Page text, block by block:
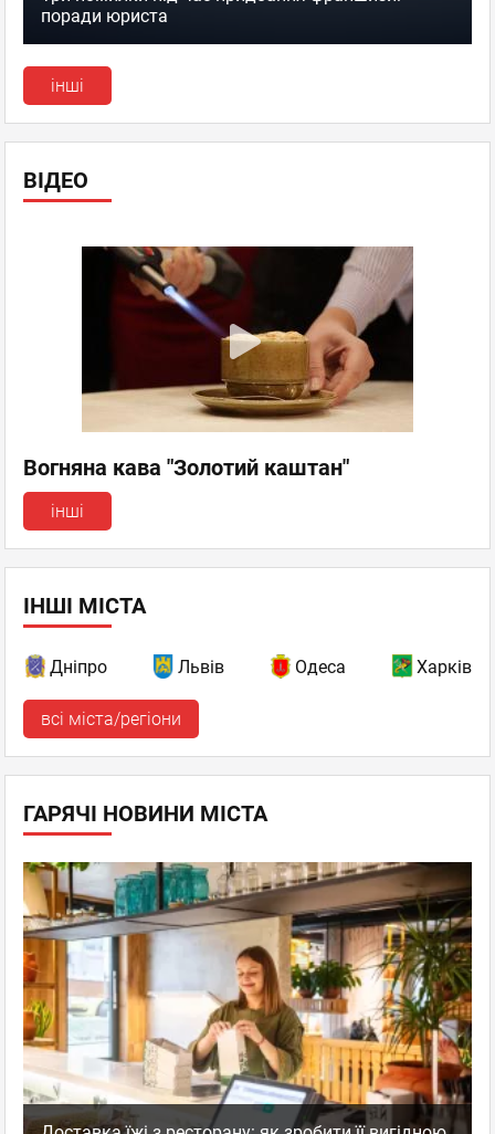
поради юриста
інші
ВІДЕО
Вогняна кава "Золотий каштан"
інші
ІНШІ МІСТА
Дніпро Львів Одеса Харків
всі міста/регіони
ГАРЯЧІ НОВИНИ МІСТА